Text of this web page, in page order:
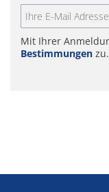
Mit Ihrer
Bestimmungen zu.